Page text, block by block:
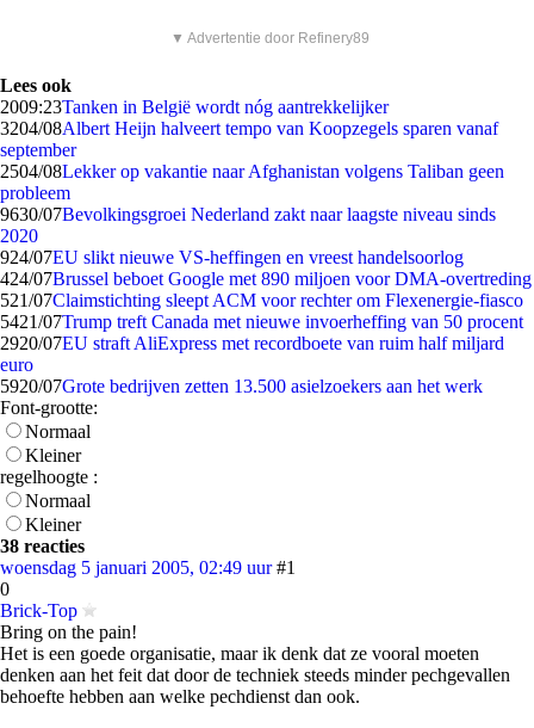
▼ Advertentie door Refinery89
Lees ook
2009:23Tanken in België wordt nóg aantrekkelijker
3204/08Albert Heijn halveert tempo van Koopzegels sparen vanaf
september
2504/08Lekker op vakantie naar Afghanistan volgens Taliban geen
probleem
9630/07Bevolkingsgroei Nederland zakt naar laagste niveau sinds
2020
924/07EU slikt nieuwe VS-heffingen en vreest handelsoorlog
424/07Brussel beboet Google met 890 miljoen voor DMA-overtreding
521/07Claimstichting sleept ACM voor rechter om Flexenergie-fiasco
5421/07Trump treft Canada met nieuwe invoerheffing van 50 procent
2920/07EU straft AliExpress met recordboete van ruim half miljard
euro
5920/07Grote bedrijven zetten 13.500 asielzoekers aan het werk
Font-grootte:
Normaal
Kleiner
regelhoogte :
Normaal
Kleiner
38 reacties
woensdag 5 januari 2005, 02:49 uur #1
0
Brick-Top
Bring on the pain!
Het is een goede organisatie, maar ik denk dat ze vooral moeten
denken aan het feit dat door de techniek steeds minder pechgevallen
behoefte hebben aan welke pechdienst dan ook.